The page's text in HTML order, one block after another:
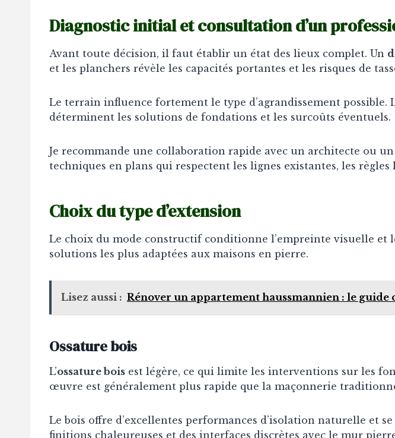
Diagnostic initial et consultation d’un
Avant toute décision, il faut établir un état des lieux complet. Un
et les planchers révèle les capacités portantes et les risques de
Le terrain influence fortement le type d’agrandissement possible.
déterminent les solutions de fondations et les surcoûts éventuels.
Je recommande une collaboration rapide avec un architecte ou
techniques en plans qui respectent les lignes existantes, les
Choix du type d’extension
Le choix du mode constructif conditionne l’empreinte visuelle et
solutions les plus adaptées aux maisons en pierre.
Lisez aussi : Rénover un appartement haussmannien : le guide
Ossature bois
L’ossature bois est légère, ce qui limite les interventions sur les
œuvre est généralement plus rapide que la maçonnerie
Le bois offre d’excellentes performances d’isolation naturelle et
finitions chaleureuses et des interfaces discrètes avec le mur